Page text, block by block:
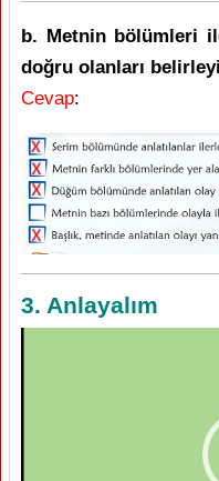
b. Metnin bölümleri
doğru olanları
Cevap:
3. Anlayalım